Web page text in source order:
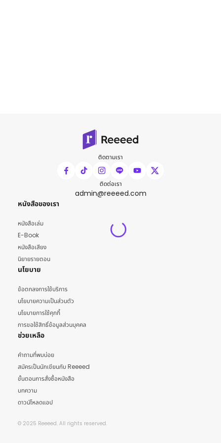
ติดตามเรา
ติดต่อเรา
admin@reeeed.com
หนังสือของเรา
หนังสือเล่ม
E-Book
หนังสือเสียง
นิยายรายตอน
นโยบาย
ข้อตกลงการใช้บริการ
นโยบายความเป็นส่วนตัว
นโยบายการใช้คุกกี้
การขอใช้สิทธิ์ข้อมูลส่วนบุคคล
ช่วยเหลือ
คำถามที่พบบ่อย
สมัครเป็นนักเขียนกับ Reeeed
ขั้นตอนการสั่งซื้อหนังสือ
บทความ
ดาวน์โหลดแอป
© 2025 Reeeed. All rights reserved.